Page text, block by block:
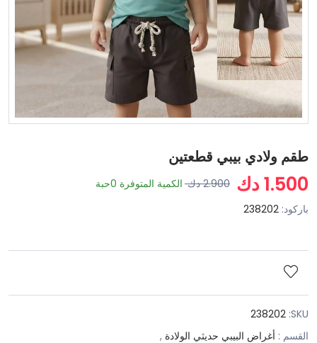
طقم ولادي بيبي قطعتين
1.500 دك 2.900 دك الكمية المتوفرة 0حبة
باركود: 238202
SKU:
238202
القسم : أغراض البيبي حديثي الولادة ,